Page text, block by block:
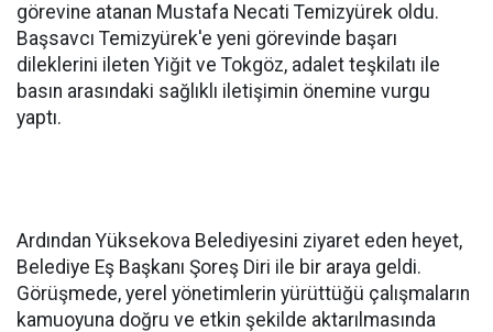
görevine atanan Mustafa Necati Temizyürek oldu.
Başsavcı Temizyürek'e yeni görevinde başarı
dileklerini ileten Yiğit ve Tokgöz, adalet teşkilatı ile
basın arasındaki sağlıklı iletişimin önemine vurgu
yaptı.
Ardından Yüksekova Belediyesini ziyaret eden heyet,
Belediye Eş Başkanı Şoreş Diri ile bir araya geldi.
Görüşmede, yerel yönetimlerin yürüttüğü çalışmaların
kamuoyuna doğru ve etkin şekilde aktarılmasında